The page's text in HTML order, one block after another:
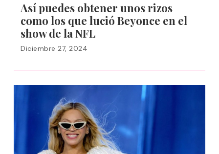
Así puedes obtener unos rizos
como los que lució Beyonce en el
show de la NFL
Diciembre 27, 2024